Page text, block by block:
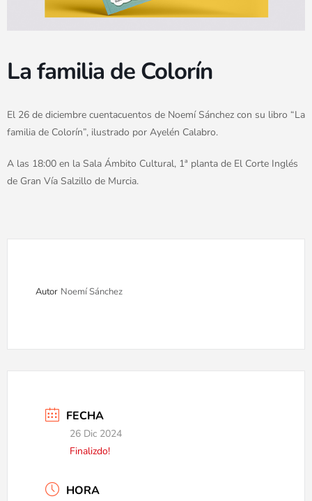
La familia de Colorín
El 26 de diciembre cuentacuentos de Noemí Sánchez con su libro “La
familia de Colorín”, ilustrado por Ayelén Calabro.
A las 18:00 en la Sala Ámbito Cultural, 1ª planta de El Corte Inglés
de Gran Vía Salzillo de Murcia.
Autor Noemí Sánchez
FECHA
26 Dic 2024
Finalizdo!
HORA